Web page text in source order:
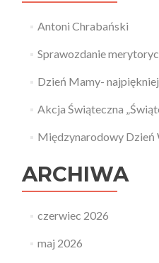
Antoni Chrabański
Sprawozdanie
Dzień Mamy-
Akcja Świąteczna
Międzynarodowy Dzień
ARCHIWA
czerwiec 2026
maj 2026